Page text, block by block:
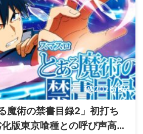
2026/8/4
魔術の禁書目録2」初打ち
版東京喰種との呼び声高